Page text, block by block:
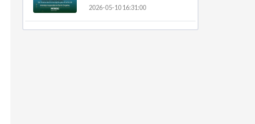
2026-05-10 16:31:00